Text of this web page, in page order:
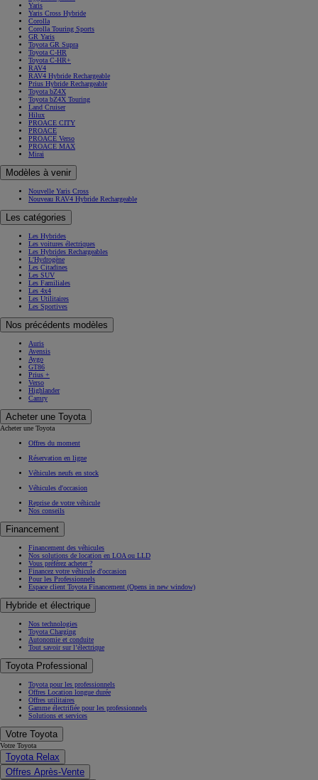
Yaris
Yaris Cross Hybride
Corolla
Corolla Touring Sports
GR Yaris
Toyota GR Supra
Toyota C-HR
Toyota C-HR+
RAV4
RAV4 Hybride Rechargeable
Prius Hybride Rechargeable
Toyota bZ4X
Toyota bZ4X Touring
Land Cruiser
Hilux
PROACE CITY
PROACE
PROACE Verso
PROACE MAX
Mirai
Modèles à venir
Nouvelle Yaris Cross
Nouveau RAV4 Hybride Rechargeable
Les catégories
Les Hybrides
Les voitures électriques
Les Hybrides Rechargeables
L'Hydrogène
Les Citadines
Les SUV
Les Familiales
Les 4x4
Les Utilitaires
Les Sportives
Nos précédents modèles
Auris
Avensis
Aygo
GT86
Prius +
Verso
Highlander
Camry
Acheter une Toyota
Acheter une Toyota
Offres du moment
Réservation en ligne
Véhicules neufs en stock
Véhicules d'occasion
Reprise de votre véhicule
Nos conseils
Financement
Financement des véhicules
Nos solutions de location en LOA ou LLD
Vous préférez acheter ?
Financez votre véhicule d'occasion
Pour les Professionnels
Espace client Toyota Financement (Opens in new window)
Hybride et électrique
Nos technologies
Toyota Charging
Autonomie et conduite
Tout savoir sur l’électrique
Toyota Professional
Toyota pour les professionnels
Offres Location longue durée
Offres utilitaires
Gamme électrifiée pour les professionnels
Solutions et services
Votre Toyota
Votre Toyota
Toyota Relax
Offres Après-Vente